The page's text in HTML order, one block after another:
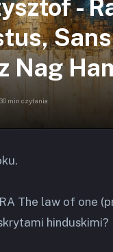
-
Nag
30 min czytania
The law of one
hinduskimi?